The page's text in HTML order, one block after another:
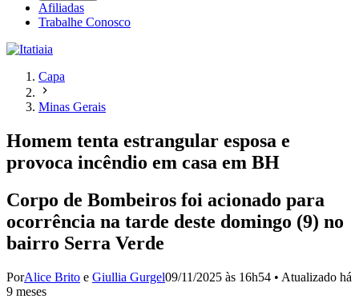
Afiliadas
Trabalhe Conosco
Capa
Minas Gerais
Homem tenta estrangular esposa e
provoca incêndio em casa em BH
Corpo de Bombeiros foi acionado para
ocorrência na tarde deste domingo (9) no
bairro Serra Verde
PorAlice Brito e Giullia Gurgel09/11/2025 às 16h54 • Atualizado há
9 meses